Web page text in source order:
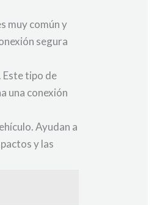
muy común y
segura
Este tipo de
una conexión
Ayudan a
y las